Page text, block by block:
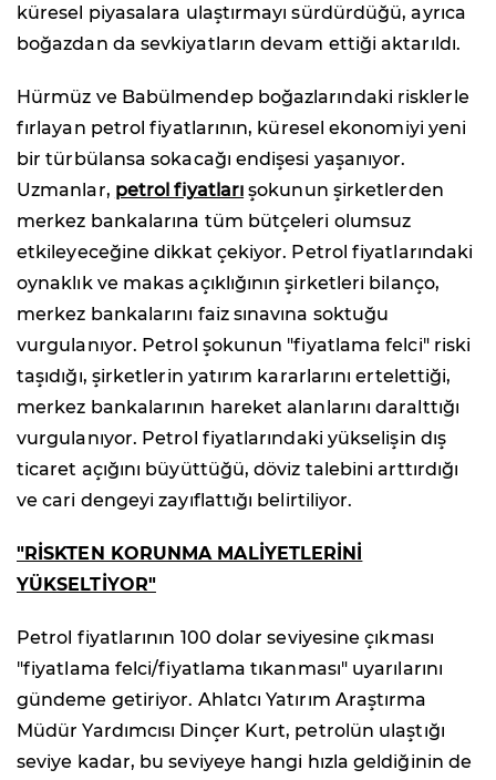
küresel piyasalara ulaştırmayı sürdürdüğü, ayrıca
boğazdan da sevkiyatların devam ettiği aktarıldı.
Hürmüz ve Babülmendep boğazlarındaki risklerle
fırlayan petrol fiyatlarının, küresel ekonomiyi yeni
bir türbülansa sokacağı endişesi yaşanıyor.
Uzmanlar, petrol fiyatları şokunun şirketlerden
merkez bankalarına tüm bütçeleri olumsuz
etkileyeceğine dikkat çekiyor. Petrol fiyatlarındaki
oynaklık ve makas açıklığının şirketleri bilanço,
merkez bankalarını faiz sınavına soktuğu
vurgulanıyor. Petrol şokunun "fiyatlama felci" riski
taşıdığı, şirketlerin yatırım kararlarını ertelettiği,
merkez bankalarının hareket alanlarını daralttığı
vurgulanıyor. Petrol fiyatlarındaki yükselişin dış
ticaret açığını büyüttüğü, döviz talebini arttırdığı
ve cari dengeyi zayıflattığı belirtiliyor.
"RİSKTEN KORUNMA MALİYETLERİNİ
YÜKSELTİYOR"
Petrol fiyatlarının 100 dolar seviyesine çıkması
"fiyatlama felci/fiyatlama tıkanması" uyarılarını
gündeme getiriyor. Ahlatcı Yatırım Araştırma
Müdür Yardımcısı Dinçer Kurt, petrolün ulaştığı
seviye kadar, bu seviyeye hangi hızla geldiğinin de